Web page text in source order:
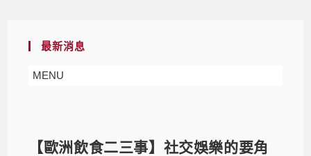
最新消息
MENU
【歐洲飲食二三事】社交娛樂的要角